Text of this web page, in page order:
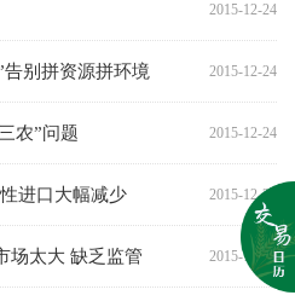
2015-12-24
告别拼资源拼环境 2015-12-24
农”问题 2015-12-24
进口大幅减少 2015-12-24
场太大 缺乏监管 2015-12-24